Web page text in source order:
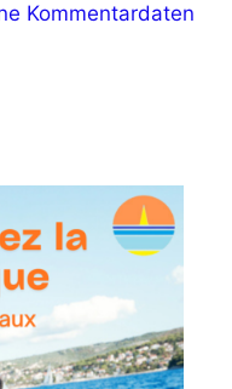
Kommentardaten